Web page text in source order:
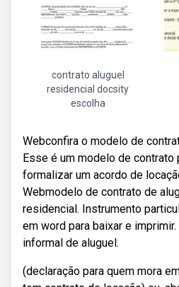
contrato aluguel
residencial docsity
escolha
Webconfira o modelo de
Esse é um modelo de contrato
formalizar um acordo de
Webmodelo de contrato de
residencial. Instrumento
em word para baixar e
informal de aluguel.
(declaração para quem mora